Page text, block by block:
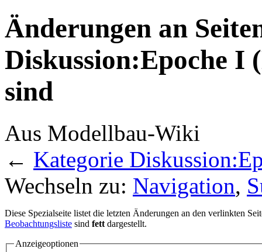
Änderungen an
Diskussion:Epoche I
sind
Aus Modellbau-Wiki
← Kategorie
Wechseln zu: Navigation,
Diese Spezialseite listet die letzten Änderungen an den verlinkten
Beobachtungsliste sind fett dargestellt.
Anzeigeoptionen